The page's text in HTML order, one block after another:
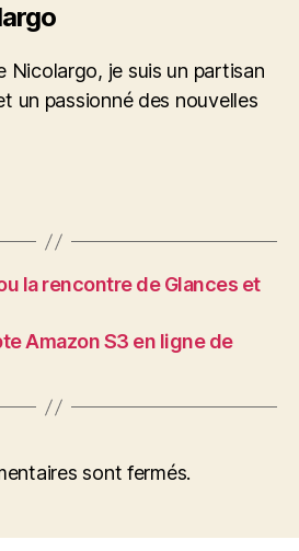
Nicolargo, je suis un partisan
un passionné des nouvelles
la rencontre de Glances et
Amazon S3 en ligne de
sont fermés.